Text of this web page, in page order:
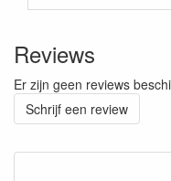
Reviews
Er zijn geen reviews
Schrijf een review